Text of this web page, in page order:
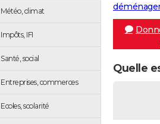
Météo, climat
Impôts, IFI
Santé, social
Entreprises, commerces
Ecoles, scolarité
Quelle